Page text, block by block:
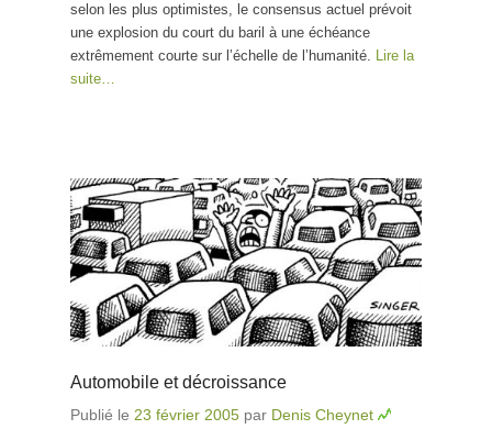
selon les plus optimistes, le consensus actuel prévoit
une explosion du court du baril à une échéance
extrêmement courte sur l’échelle de l’humanité. Lire la
suite…
Automobile et décroissance
Publié le 23 février 2005 par Denis Cheynet